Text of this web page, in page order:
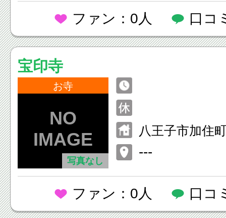
ファン：0人 口コ
宝印寺
お寺
写真なし
八王子市加住
---
ファン：0人 口コ